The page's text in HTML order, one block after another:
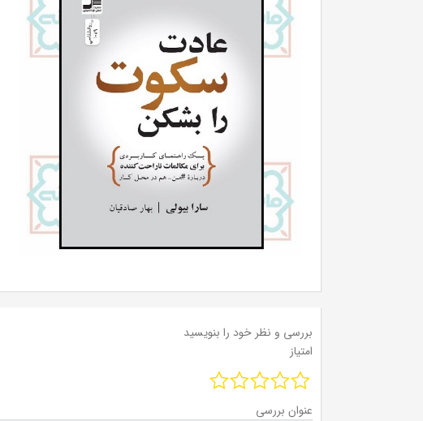
بررسی و نظر خود را بنویسید
امتیاز
عنوان بررسی